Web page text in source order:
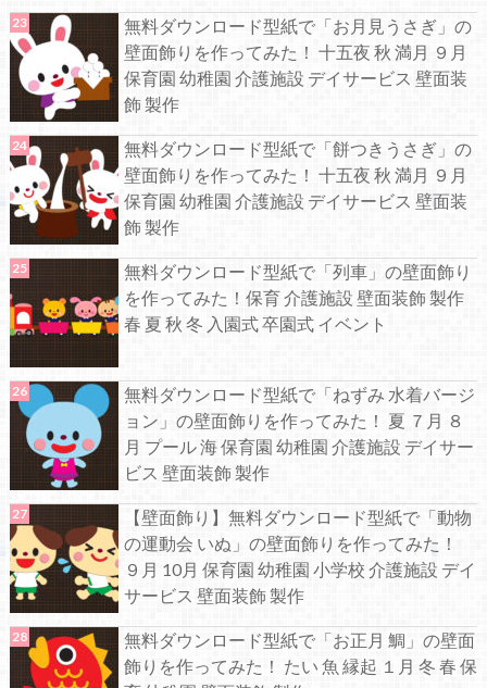
無料ダウンロード型紙で「お月見うさぎ」の
壁面飾りを作ってみた！ 十五夜 秋 満月 ９月
保育園 幼稚園 介護施設 デイサービス 壁面装
飾 製作
無料ダウンロード型紙で「餅つきうさぎ」の
壁面飾りを作ってみた！ 十五夜 秋 満月 ９月
保育園 幼稚園 介護施設 デイサービス 壁面装
飾 製作
無料ダウンロード型紙で「列車」の壁面飾り
を作ってみた！保育 介護施設 壁面装飾 製作
春 夏 秋 冬 入園式 卒園式 イベント
無料ダウンロード型紙で「ねずみ 水着バージ
ョン」の壁面飾りを作ってみた！ 夏 ７月 ８
月 プール 海 保育園 幼稚園 介護施設 デイサー
ビス 壁面装飾 製作
【壁面飾り】無料ダウンロード型紙で「動物
の運動会 いぬ」の壁面飾りを作ってみた！
９月 10月 保育園 幼稚園 小学校 介護施設 デイ
サービス 壁面装飾 製作
無料ダウンロード型紙で「お正月 鯛」の壁面
飾りを作ってみた！ たい 魚 縁起 １月 冬 春 保